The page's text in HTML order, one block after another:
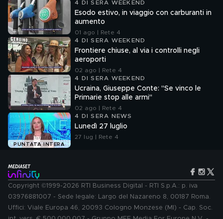
4 DI SERA WEEKEND
Esodo estivo, in viaggio con carburanti in
aumento
01 ago | Rete 4
4 DI SERA WEEKEND
Frontiere chiuse, al via i controlli negli
aeroporti
02 ago | Rete 4
4 DI SERA WEEKEND
Ucraina, Giuseppe Conte: "Se vinco le
Primarie stop alle armi"
02 ago | Rete 4
PUNTATA INTERA
4 DI SERA NEWS
Lunedì 27 luglio
27 lug | Rete 4
Copyright ©1999-2026 RTI Business Digital - RTI S.p.A.: p. iva
03976881007 - Sede legale: Largo del Nazareno 8, 00187 Roma.
Uffici: Viale Europa 46, 20093 Cologno Monzese (MI) - Cap. Soc.